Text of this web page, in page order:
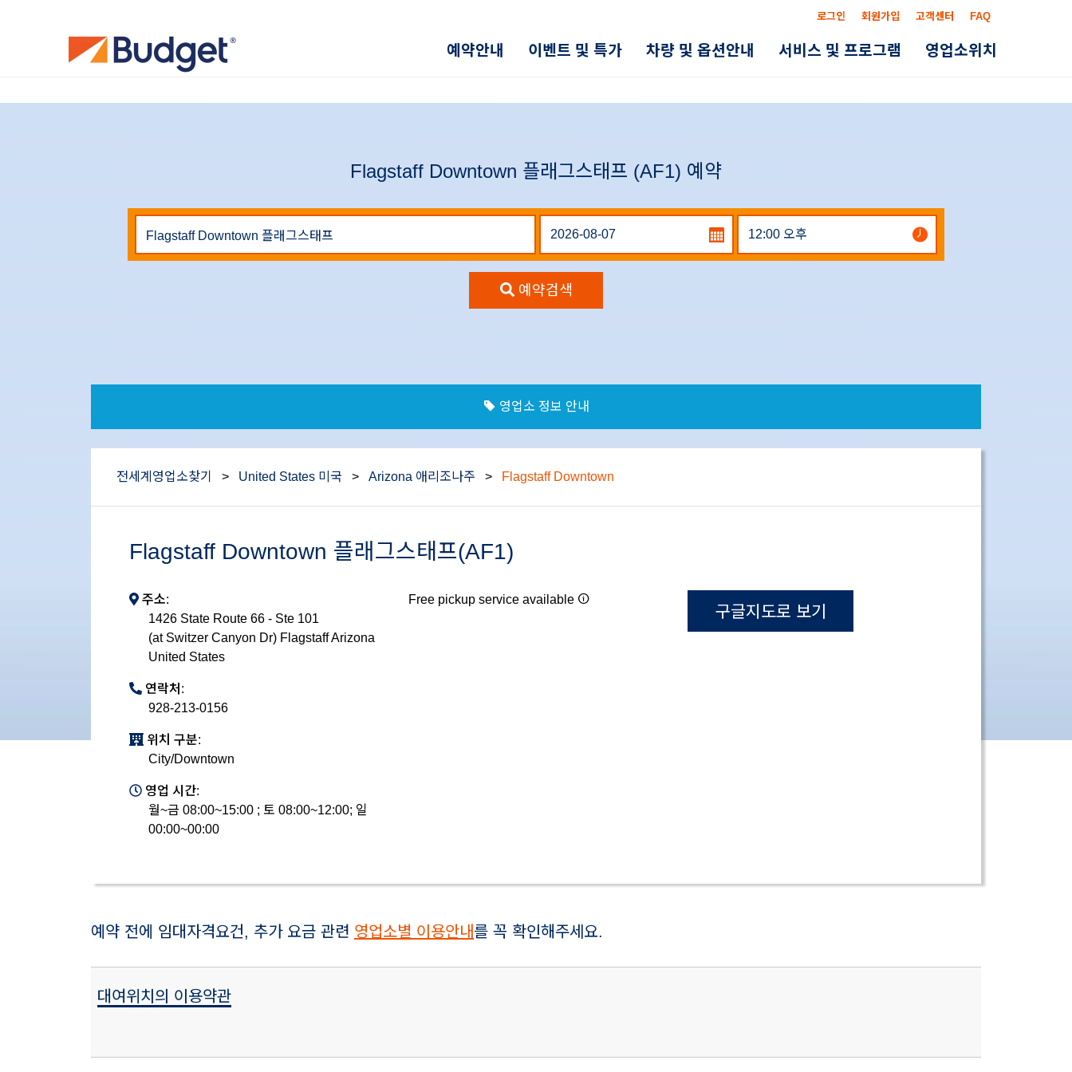
로그인 회원가입 고객센터 FAQ
예약안내 이벤트 및 특가 차량 및 옵션안내 서비스 및 프로그램 영업소위치
Flagstaff Downtown 플래그스태프 (AF1) 예약
예약검색
영업소 정보 안내
전세계영업소찾기 > United States 미국 > Arizona 애리조나주 > Flagstaff Downtown
Flagstaff Downtown 플래그스태프(AF1)
주소:
1426 State Route 66 - Ste 101
(at Switzer Canyon Dr) Flagstaff Arizona
United States
연락처:
928-213-0156
위치 구분:
City/Downtown
영업 시간:
월~금 08:00~15:00 ; 토 08:00~12:00; 일
00:00~00:00
Free pickup service available
구글지도로 보기
예약 전에 임대자격요건, 추가 요금 관련 영업소별 이용안내를 꼭 확인해주세요.
대여위치의 이용약관